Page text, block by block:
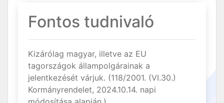
Fontos tudnivaló
Kizárólag magyar, illetve az EU
tagországok állampolgárainak a
jelentkezését várjuk. (118/2001. (VI.30.)
Kormányrendelet, 2024.10.14. napi